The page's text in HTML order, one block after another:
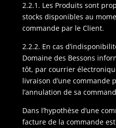
2.2.1. Les Produits sont
stocks disponibles au
commande par le Client.
2.2.2. En cas
Domaine des Bessons
tôt, par courrier
livraison d’une commande
l’annulation de sa
Dans l’hypothèse d’une
facture de la commande